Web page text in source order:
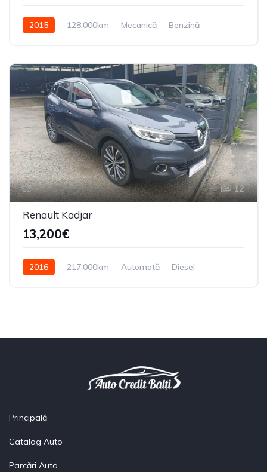
2015 128,000km Mecanică
Benzină
12
Renault Kadjar
13,200€
2016 217,000km Automată
Diesel
Principală
Catalog Auto
Parcări Auto